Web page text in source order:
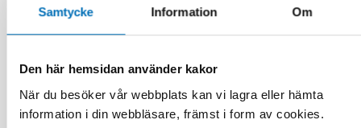
Samtycke Information Om
Den här hemsidan använder kakor
När du besöker vår webbplats kan vi lagra eller hämta
information i din webbläsare, främst i form av cookies.
FUNKTIONSHINDER
28 maj 2026
tydligare information om fri rörlighet